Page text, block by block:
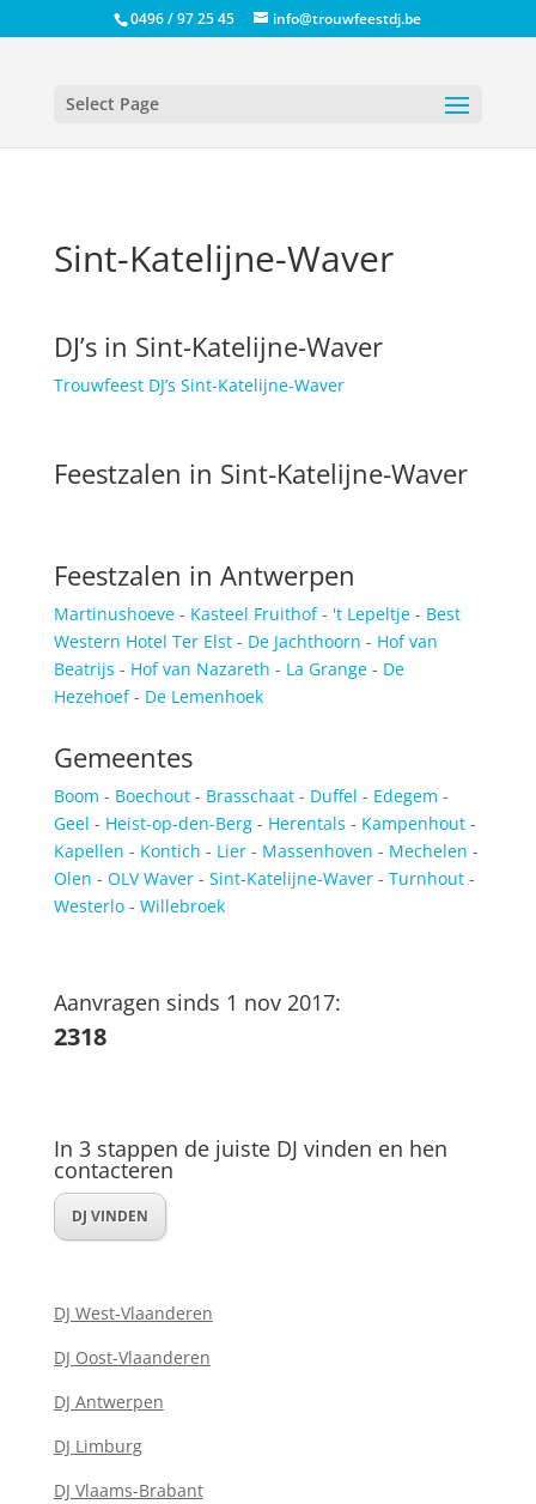
0496 / 97 25 45 info@trouwfeestdj.be
Select Page
Sint-Katelijne-Waver
DJ’s in Sint-Katelijne-Waver
Trouwfeest DJ’s Sint-Katelijne-Waver
Feestzalen in Sint-Katelijne-Waver
Feestzalen in Antwerpen
Martinushoeve- Kasteel Fruithof- 't Lepeltje- Best
Western Hotel Ter Elst- De Jachthoorn - Hof van
Beatrijs - Hof van Nazareth - La Grange- De
Hezehoef- De Lemenhoek
Gemeentes
Boom - Boechout- Brasschaat- Duffel - Edegem -
Geel - Heist-op-den-Berg- Herentals - Kampenhout-
Kapellen - Kontich - Lier- Massenhoven - Mechelen -
Olen - OLV Waver- Sint-Katelijne-Waver- Turnhout-
Westerlo - Willebroek
Aanvragen sinds 1 nov 2017:
2318
In 3 stappen de juiste DJ vinden en hen
contacteren
DJ VINDEN
DJ West-Vlaanderen
DJ Oost-Vlaanderen
DJ Antwerpen
DJ Limburg
DJ Vlaams-Brabant